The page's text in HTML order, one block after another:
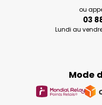
Mode
ou
03
Lundi au